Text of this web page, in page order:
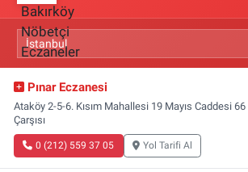
Pınar Eczanesi
Ataköy 2-5-6. Kısım Mahallesi 19 Mayıs Caddesi 66
Çarşısı
0 (212) 559 37 05 Yol Tarifi Al